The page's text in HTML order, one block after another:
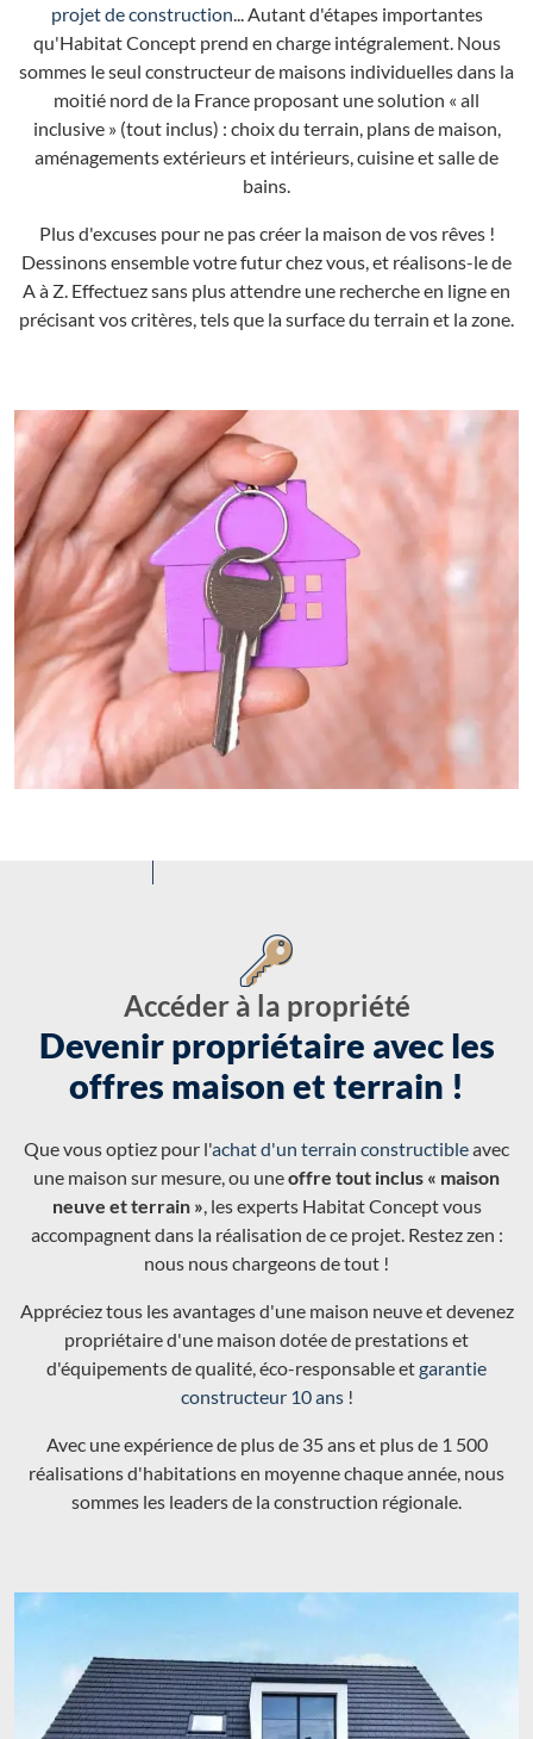
projet de construction... Autant d'étapes importantes
qu'Habitat Concept prend en charge intégralement. Nous
sommes le seul constructeur de maisons individuelles dans la
moitié nord de la France proposant une solution « all
inclusive » (tout inclus) : choix du terrain, plans de maison,
aménagements extérieurs et intérieurs, cuisine et salle de
bains.
Plus d'excuses pour ne pas créer la maison de vos rêves !
Dessinons ensemble votre futur chez vous, et réalisons-le de
A à Z. Effectuez sans plus attendre une recherche en ligne en
précisant vos critères, tels que la surface du terrain et la zone.
Accéder à la propriété
Devenir propriétaire avec les
offres maison et terrain !
Que vous optiez pour l'achat d'un terrain constructibleavec
une maison sur mesure, ou uneoffre tout inclus « maison
neuve et terrain », les experts Habitat Concept vous
accompagnent dans la réalisation de ce projet. Restez zen :
nous nous chargeons de tout !
Appréciez tous les avantages d'une maison neuve et devenez
propriétaire d'une maison dotée de prestations et
d'équipements de qualité, éco-responsable etgarantie
constructeur 10 ans!
Avec une expérience de plus de 35 ans et plus de 1 500
réalisations d'habitations en moyenne chaque année, nous
sommes les leaders de la construction régionale.